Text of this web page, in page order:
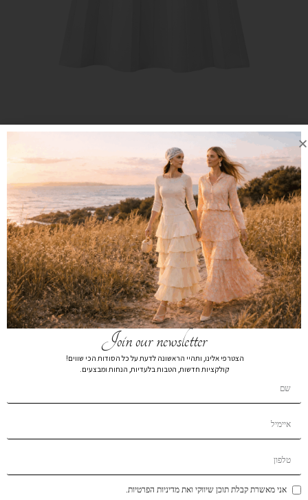
חצאית סריג קפלים פתוחים לבן קצר
₪269 חצאית סריג פליסה 7860
צבע
מידה
XL
הרכב בד:
הוסף לרשימת המשאלות
Join our newsletter
הצטרפי אלינו, ותהיי הראשונה לדעת על כל הסודות הכי שווים!
קולקציות חדשות, הטבות בלעדיות, הנחות ומבצעים.
אני מאשרת קבלת תוכן שיווקי ואת מדיניות הפרטיות.